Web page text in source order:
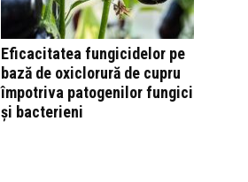
Eficacitatea fungicidelor pe
bază de oxiclorură de cupru
împotriva patogenilor fungici
și bacterieni